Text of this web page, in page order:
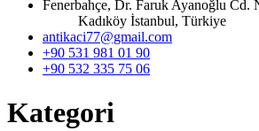
Fenerbahçe, Dr. Faruk Ayanoğlu Cd.
Kadıköy İstanbul, Türkiye
antikaci77@gmail.com
+90 531 981 01 90
+90 532 335 75 06
Kategori